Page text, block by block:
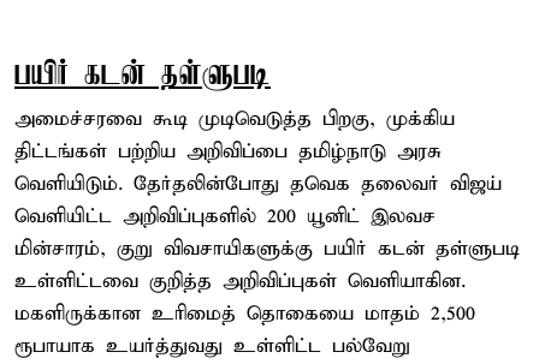
பயிர் கடன் தள்ளுபடி
அமைச்சரவை கூடி முடிவெடுத்த பிறகு, முக்கிய
திட்டங்கள் பற்றிய அறிவிப்பை தமிழ்நாடு அரசு
வெளியிடும். தேர்தலின்போது தவெக தலைவர் விஜய்
வெளியிட்ட அறிவிப்புகளில் 200 யூனிட் இலவச
மின்சாரம், குறு விவசாயிகளுக்கு பயிர் கடன் தள்ளுபடி
உள்ளிட்டவை குறித்த அறிவிப்புகள் வெளியாகின.
மகளிருக்கான உரிமைத் தொகையை மாதம் 2,500
ரூபாயாக உயர்த்துவது உள்ளிட்ட பல்வேறு